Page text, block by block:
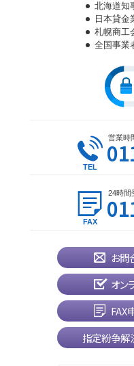
北海道知
日本貸金
札幌商工
全国事業
営業時
24時間
お問
オン
FAX
指定紛争解